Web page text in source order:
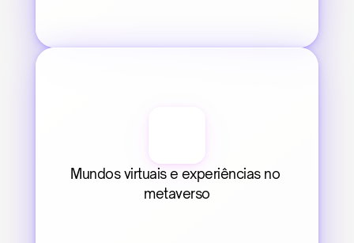
Mundos virtuais e experiências no
metaverso